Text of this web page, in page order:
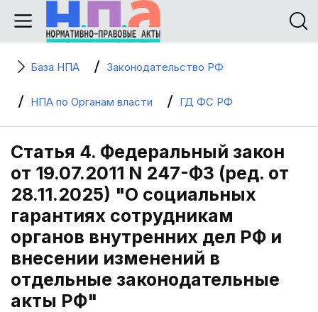
База НПА Законодательство РФ
НПА по Органам власти ГД ФС РФ
Статья 4. Федеральный закон
от 19.07.2011 N 247-ФЗ (ред. от
28.11.2025) "О социальных
гарантиях сотрудникам
органов внутренних дел РФ и
внесении изменений в
отдельные законодательные
акты РФ"